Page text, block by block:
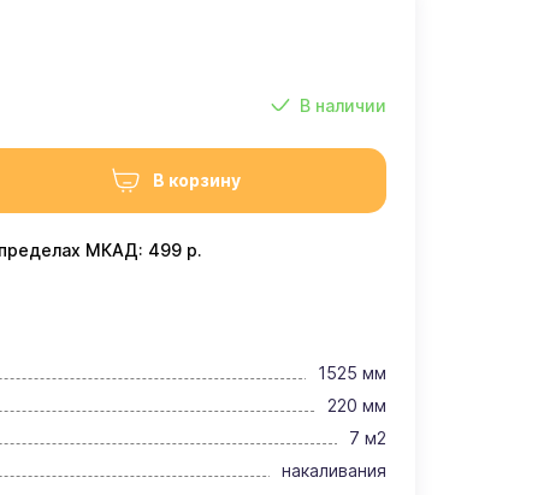
В наличии
В корзину
МКАД: 499 р.
1525 мм
220 мм
7 м2
накаливания